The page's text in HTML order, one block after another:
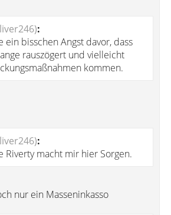
:
ein bisschen Angst davor, dass
rauszögert und vielleicht
kommen.
:
Riverty macht mir hier Sorgen.
nur ein Masseninkasso